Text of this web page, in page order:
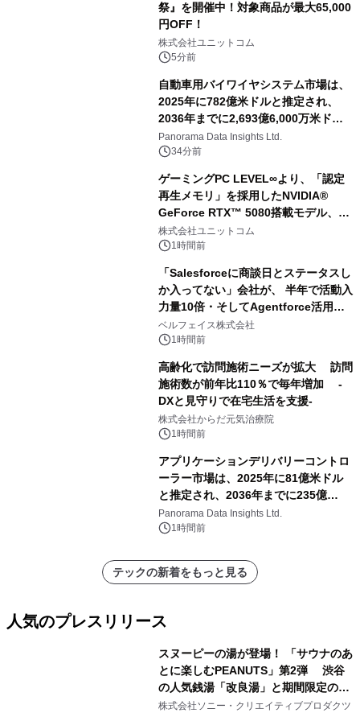
祭』を開催中！対象商品が最大65,000
円OFF！
株式会社ユニットコム
5分前
自動車用バイワイヤシステム市場は、
2025年に782億米ドルと推定され、
2036年までに2,693億6,000万米ドル
に達すると予測されており、予測期間
（2026年～2036年）
Panorama Data Insights Ltd.
34分前
ゲーミングPC LEVEL∞より、「認定
再生メモリ」を採用したNVIDIA®
GeForce RTX™ 5080搭載モデル、
NVIDIA® GeForce RTX™ 5070 Ti搭
載モデルを販売開始
株式会社ユニットコム
1時間前
「Salesforceに商談日とステータスし
か入ってない」会社が、 半年で活動入
力量10倍・そしてAgentforce活用へ
── 敷島住宅×bellSalesAI事例公開
ベルフェイス株式会社
1時間前
高齢化で訪問施術ニーズが拡大 訪問
施術数が前年比110％で毎年増加 -
DXと見守りで在宅生活を支援-
株式会社からだ元気治療院
1時間前
アプリケーションデリバリーコントロ
ーラー市場は、2025年に81億米ドル
と推定され、2036年までに235億
8,000万米ドルに達すると予測されて
おり、予測期間（2026年～2036年）
Panorama Data Insights Ltd.
1時間前
テックの新着をもっと見る
人気のプレスリリース
スヌーピーの湯が登場！ 「サウナのあ
とに楽しむPEANUTS」第2弾 渋谷
の人気銭湯「改良湯」と期間限定のコ
ラボレーション サウナイキタイコラ
株式会社ソニー・クリエイティブプロダクツ